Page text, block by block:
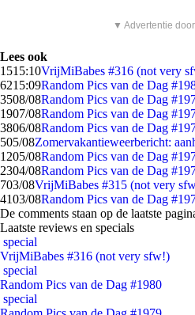
▼ Advertentie
Lees ook
1515:10VrijMiBabes #316 (not very
6215:09Random Pics van de Dag
3508/08Random Pics van de Dag
1907/08Random Pics van de Dag
3806/08Random Pics van de Dag
505/08Zomervakantieweerbericht:
1205/08Random Pics van de Dag
2304/08Random Pics van de Dag
703/08VrijMiBabes #315 (not very
4103/08Random Pics van de Dag
De comments staan op de laatste
Laatste reviews en specials
special
VrijMiBabes #316 (not very sfw!)
special
Random Pics van de Dag #1980
special